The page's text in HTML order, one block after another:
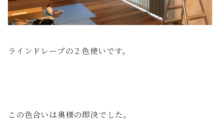
ラインドレープの２色使いです。
この色合いは奥様の即決でした。